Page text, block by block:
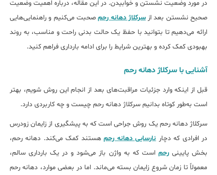
در مورد وضعیت نشستن و خوابیدن. در این مقاله، درباره اهمیت وضعیت
صحیح نشستن بعد ازسرکلاژ دهانه رحمصحبت می‌کنیم و راهنمایی‌هایی
ارائه می‌دهیم تا بتوانید با حفظ یک حالت بدنی راحت و مناسب، به روند
بهبودی کمک کرده و بهترین شرایط را برای ادامه بارداری فراهم کنید.
آشنایی با سرکلاژ دهانه رحم
قبل از اینکه وارد جزئیات مراقبت‌های بعد از انجام این روش شویم، بهتر
است به‌طور کوتاه بدانیم سرکلاژ دهانه رحم چیست و چه کاربردی دارد.
سرکلاژ دهانه رحم یک روش جراحی است که به پیشگیری از زایمان زودرس
در افرادی که دچار نارسایی دهانه رحمهستند کمک می‌کند. دهانه رحم،
بخش پایینیرحم است که به واژن باز می‌شود و در یک بارداری سالم،
معمولاً تا زمان شروع زایمان بسته می‌ماند. اما در بعضی موارد، دهانه رحم